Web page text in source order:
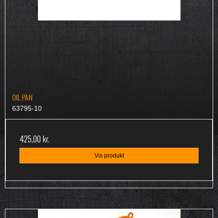
OIL PAN
63795-10
425,00 kr.
Vis produkt